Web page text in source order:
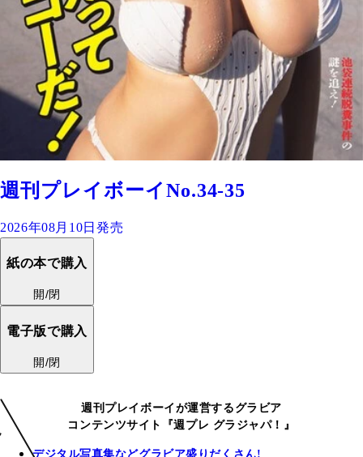
週刊プレイボーイNo.34-35
2026年08月10日発売
紙の本で購入
開/閉
電子版で購入
開/閉
週刊プレイボーイが運営するグラビア
コンテンツサイト『週プレ グラジャパ！』
デジタル写真集などグラビア盛りだくさん!